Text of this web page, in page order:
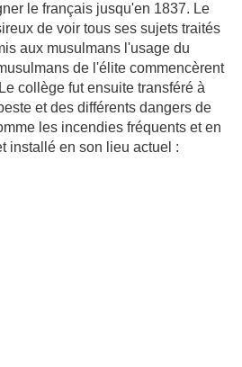
le français jusqu'en 1837. Le
de voir tous ses sujets traités
aux musulmans l'usage du
de l'élite commencèrent
collège fut ensuite transféré à
et des différents dangers de
les incendies fréquents et en
installé en son lieu actuel :